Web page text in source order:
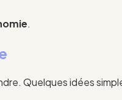
.
Quelques idées